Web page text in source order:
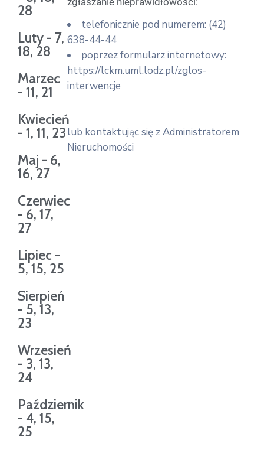
28
Luty - 7,
18, 28
Marzec
- 11, 21
Kwiecień
- 1, 11, 23
Maj - 6,
16, 27
Czerwiec
- 6, 17,
27
Lipiec -
5, 15, 25
Sierpień
- 5, 13,
23
Wrzesień
- 3, 13,
24
Październik
- 4, 15,
25
telefonicznie pod numerem: (42)
638-44-44
poprzez formularz internetowy:
https://lckm.uml.lodz.pl/zglos-
interwencje
lub kontaktując się z Administratorem
Nieruchomości